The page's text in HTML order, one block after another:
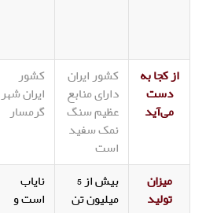
از کجا به
دست
می‌آید
کشور ایران
دارای منابع
عظیم سنگ
نمک سفید
است
کشور
ایران شهر
گرمسار
میزان
تولید
بیش از 5
میلیون تن
نایاب
است و